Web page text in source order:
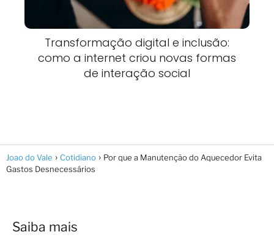
Transformação digital e inclusão:
como a internet criou novas formas
de interação social
Joao do Vale Cotidiano
Por que a Manutenção do Aquecedor Evita
Gastos Desnecessários
Saiba mais